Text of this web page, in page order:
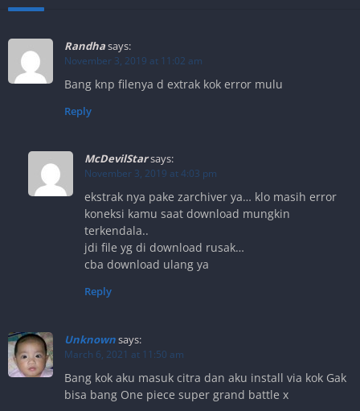
Randhasays:
November 3, 2019 at 11:02 am
Bang knp filenya d extrak kok error mulu
Reply
McDevilStarsays:
November 3, 2019 at 4:03 pm
ekstrak nya pake zarchiver ya… klo masih error
koneksi kamu saat download mungkin
terkendala..
jdi file yg di download rusak…
cba download ulang ya
Reply
Unknownsays:
March 6, 2021 at 11:50 am
Bang kok aku masuk citra dan aku install via kok Gak
bisa bang One piece super grand battle x